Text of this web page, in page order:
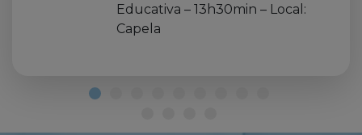
Educativa – 13h30min – Local:
Capela